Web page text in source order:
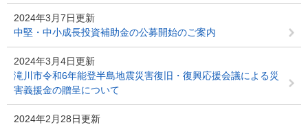
2024年3月7日更新
中堅・中小成長投資補助金の公募開始のご案内
2024年3月4日更新
滝川市令和6年能登半島地震災害復旧・復興応援会議による災
害義援金の贈呈について
2024年2月28日更新